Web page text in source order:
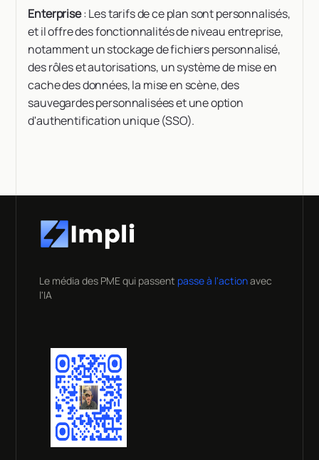
Enterprise: Les tarifs de ce plan sont personnalisés,
et il offre des fonctionnalités de niveau entreprise,
notamment un stockage de fichiers personnalisé,
des rôles et autorisations, un système de mise en
cache des données, la mise en scène, des
sauvegardes personnalisées et une option
d'authentification unique (SSO).
Le média des PME qui passent passe à l'actionavec
l'IA